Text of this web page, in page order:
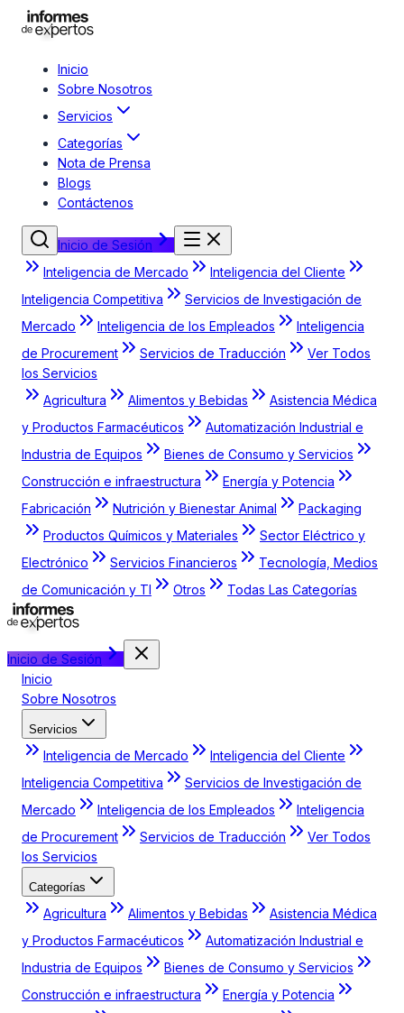
Inicio
Sobre Nosotros
Servicios
Categorías
Nota de Prensa
Blogs
Contáctenos
Inicio de Sesión
Inteligencia de Mercado
Inteligencia del Cliente
Inteligencia Competitiva
Servicios de Investigación de
Mercado
Inteligencia de los Empleados
Inteligencia
de Procurement
Servicios de Traducción
Ver Todos
los Servicios
Agricultura
Alimentos y Bebidas
Asistencia Médica
y Productos Farmacéuticos
Automatización Industrial e
Industria de Equipos
Bienes de Consumo y Servicios
Construcción e infraestructura
Energía y Potencia
Fabricación
Nutrición y Bienestar Animal
Packaging
Productos Químicos y Materiales
Sector Eléctrico y
Electrónico
Servicios Financieros
Tecnología, Medios
de Comunicación y TI
Otros Todas Las Categorías
Inicio de Sesión
Inicio
Sobre Nosotros
Servicios
Inteligencia de Mercado
Inteligencia del Cliente
Inteligencia Competitiva
Servicios de Investigación de
Mercado
Inteligencia de los Empleados
Inteligencia
de Procurement
Servicios de Traducción
Ver Todos
los Servicios
Categorías
Agricultura Alimentos y Bebidas
Asistencia Médica
y Productos Farmacéuticos
Automatización Industrial e
Industria de Equipos
Bienes de Consumo y Servicios
Construcción e infraestructura
Energía y Potencia